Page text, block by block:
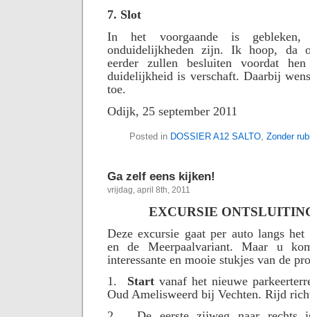
7. Slot
In het voorgaande is
onduidelijkheden zijn. Ik hoop, da
eerder zullen besluiten voordat
duidelijkheid is verschaft. Daarbij
toe.
Odijk, 25 september 2011
Posted in DOSSIER A12 SALTO Zonder
Ga zelf eens kijken!
vrijdag, april 8th, 2011
EXCURSIE
Deze excursie gaat per auto langs het
en de Meerpaalvariant. Maar u
interessante en mooie stukjes van de
1.
Start vanaf het nieuwe
Oud Amelisweerd bij Vechten. Rijd